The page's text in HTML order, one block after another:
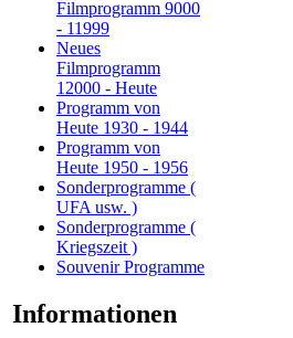
Filmprogramm 9000
- 11999
Neues
Filmprogramm
12000 - Heute
Programm von
Heute 1930 - 1944
Programm von
Heute 1950 - 1956
Sonderprogramme (
UFA usw. )
Sonderprogramme (
Kriegszeit )
Souvenir Programme
Informationen